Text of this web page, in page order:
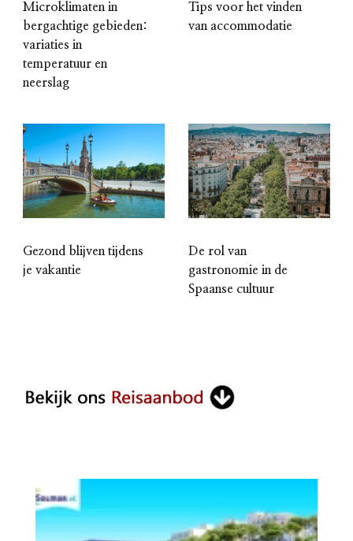
Microklimaten in
bergachtige gebieden:
variaties in
temperatuur en
neerslag
Tips voor het vinden
van accommodatie
Gezond blijven tijdens
je vakantie
De rol van
gastronomie in de
Spaanse cultuur